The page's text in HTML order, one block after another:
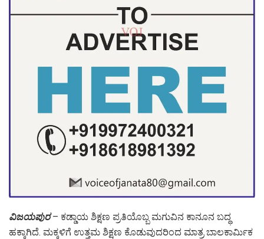
ವಿಜಯಪುರ– ಕಡ್ಡಾಯ ಶಿಕ್ಷಣ ಪ್ರತಿಯೊಬ್ಬ ಮಗುವಿನ ಕಾನೂನ ಬದ್ಧ
ಹಕ್ಕಾಗಿದೆ. ಮಕ್ಕಳಿಗೆ ಉತ್ತಮ ಶಿಕ್ಷಣ ಕೊಡುವುದರಿಂದ ಮಾತ್ರ ಬಾಲಕಾರ್ಮಿಕ